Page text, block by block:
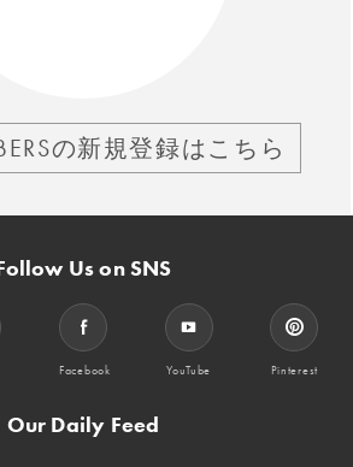
の新規登録はこちら
Us on SNS
Facebook YouTube Pinterest
Our Daily Feed